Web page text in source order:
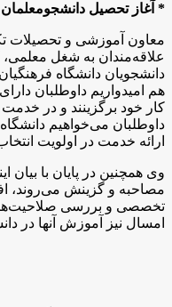
* آغاز تحصیل دانشجومعلمان سال ۹۵ از
معاون آموزشی و تحصیلات
علاقه‌مندان به شغل
دانشجویان دانشگاه
هم امیدواریم داوطلبان
کار خود برگزینند و در
داوطلبان می‌‌خواهیم
ارائه خدمت در اولویت
وی همچنین در پایان با بیان
مصاحبه و گزینش می‌روند،
تخصصی و بررسی
امسال نیز آموزش آنها در